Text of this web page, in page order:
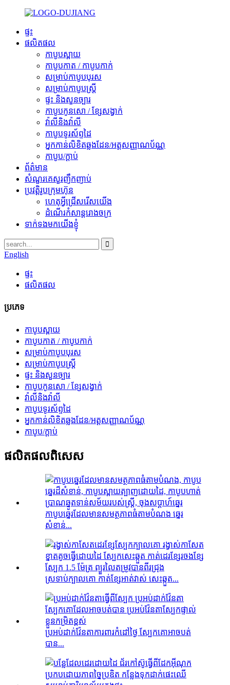
ផ្ទះ
ផលិតផល
កាបូបស្ពាយ
កាបូបកាត / កាបូបកាក់
សម្រាប់កាបូបបុរស
សម្រាប់កាបូបស្ត្រី
ផ្ទះ និងសួនច្បារ
កាបូបកូនសោ / ខ្សែសង្វាក់
វ៉ាលីនិងវ៉ាលី
កាបូបទូរស័ព្ទដៃ
អ្នកកាន់លិខិតឆ្លងដែន/អត្តសញ្ញាណប័ណ្ណ
កាបូប/ក្ដាប់
ព័ត៌មាន
សំណួរគេសួរញឹកញាប់
ប្រវត្តិរូបក្រុមហ៊ុន
ហេតុអ្វីជ្រើសរើសយើង
ដំណើរកំសាន្តរោងចក្រ
ទាក់ទងមកយើងខ្ញុំ
English
ផ្ទះ
ផលិតផល
ប្រភេទ
កាបូបស្ពាយ
កាបូបកាត / កាបូបកាក់
សម្រាប់កាបូបបុរស
សម្រាប់កាបូបស្ត្រី
ផ្ទះ និងសួនច្បារ
កាបូបកូនសោ / ខ្សែសង្វាក់
វ៉ាលីនិងវ៉ាលី
កាបូបទូរស័ព្ទដៃ
អ្នកកាន់លិខិតឆ្លងដែន/អត្តសញ្ញាណប័ណ្ណ
កាបូប/ក្ដាប់
ផលិតផលពិសេស
កាបូបឆ្នេរដែលមានសមត្ថភាពធំតាមបំណង ឆ្នេរ
សំខាន់...
ស្រទាប់ក្បាលគោ កាត់ខ្សែអាត់វាស់ សេះឆ្កួត...
ប្រអប់ដាក់វ៉ែនតាការពារកំដៅថ្ងៃ ស្បែកគោអាចបត់
បាន...